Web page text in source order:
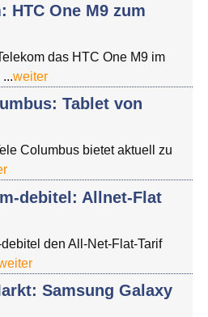
HTC One M9 zum
das HTC One M9 im
weiter
Tablet von
Columbus bietet aktuell zu
debitel: Allnet-Flat
den All-Net-Flat-Tarif
Samsung Galaxy